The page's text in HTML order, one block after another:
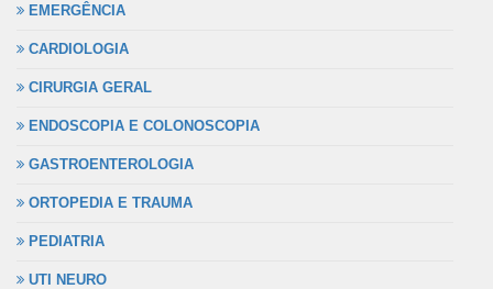
EMERGÊNCIA
CARDIOLOGIA
CIRURGIA GERAL
ENDOSCOPIA E COLONOSCOPIA
GASTROENTEROLOGIA
ORTOPEDIA E TRAUMA
PEDIATRIA
UTI NEURO